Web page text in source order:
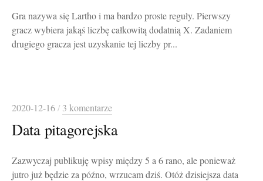
Gra nazywa się Lartho i ma bardzo proste reguły. Pierwszy
gracz wybiera jakąś liczbę całkowitą dodatnią X. Zadaniem
drugiego gracza jest uzyskanie tej liczby pr...
2020-12-16/ 3 komentarze
Data pitagorejska
Zazwyczaj publikuję wpisy między 5 a 6 rano, ale ponieważ
jutro już będzie za późno, wrzucam dziś. Otóż dzisiejsza data